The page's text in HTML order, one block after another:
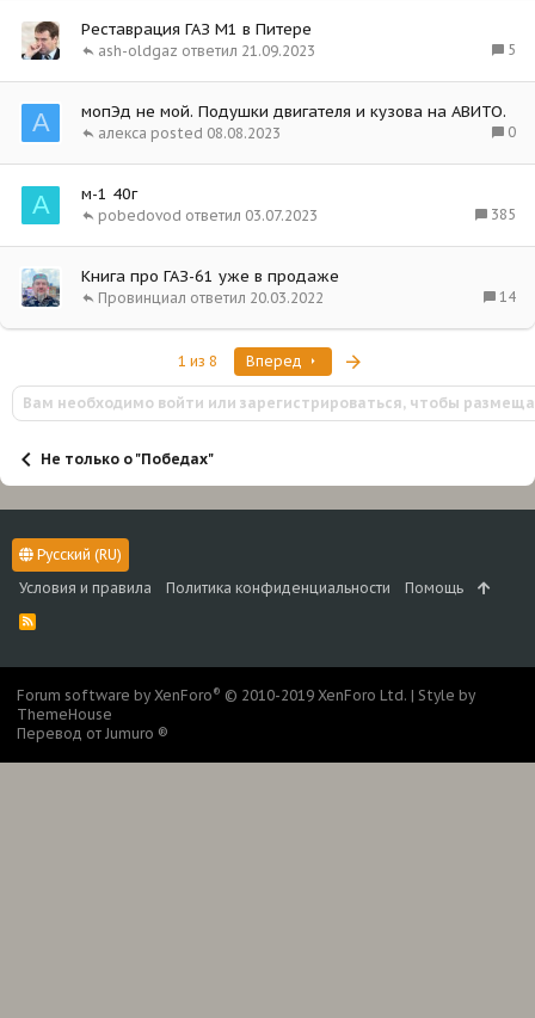
Реставрация ГАЗ М1 в Питере
5
21.09.2023
ash-oldgaz
А мопЭд не мой. Подушки двигателя и кузова на АВИТО.
0
08.08.2023
алекса
A м-1 40г
385
03.07.2023
pobedovod
Книга про ГАЗ-61 уже в продаже
14
20.03.2022
Провинциал
1 из 8 Вперед
Вам необходимо войти или зарегистрироваться, чтобы
Не только о "Победах"
Русский (RU)
Условия и правила
Политика конфиденциальности Помощь
R
Forum software by XenForo® © 2010-2019 XenForo Ltd. | Style by
ThemeHouse
Перевод от Jumuro ®